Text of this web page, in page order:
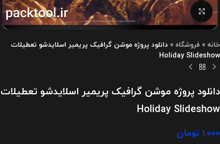
بزرگنمایی تصویر
خانه » فروشگاه » دانلود پروژه موشن گرافیک پریمیر اسلایدشو تعطیلات
Holiday Slideshow
دانلود پروژه موشن گرافیک پریمیر اسلایدشو تعطیلات
Holiday Slideshow
۱.۰۰۰ تومان